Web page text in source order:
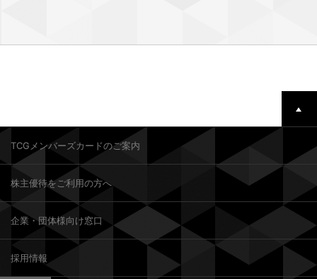
TCGメンバーズカードのご案内
株主優待をご利用の方へ
企業・団体様向け窓口
採用情報